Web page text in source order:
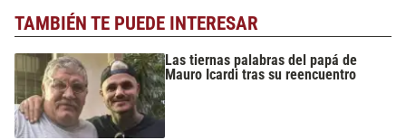
TAMBIÉN TE PUEDE INTERESAR
Las tiernas palabras del papá de
Mauro Icardi tras su reencuentro